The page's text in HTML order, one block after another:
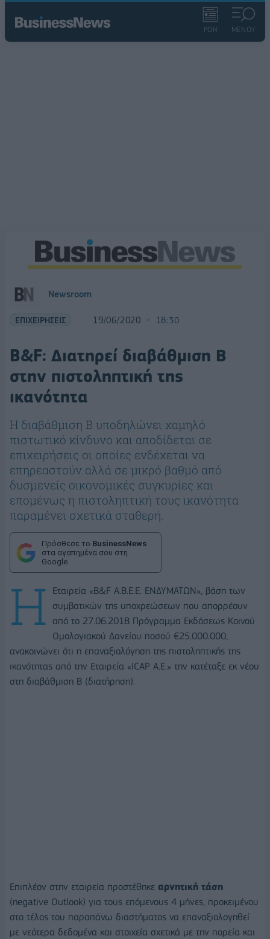
ΡΟΗ ΜΕΝΟΥ
Newsroom
ΕΠΙΧΕΙΡΗΣΕΙΣ 19/06/2020 18:30
B&F: Διατηρεί διαβάθμιση Β
στην πιστοληπτική της
ικανότητα
Η διαβάθμιση Β υποδηλώνει χαμηλό
πιστωτικό κίνδυνο και αποδίδεται σε
επιχειρήσεις οι οποίες ενδέχεται να
επηρεαστούν αλλά σε µικρό βαθµό από
δυσμενείς οικονομικές συγκυρίες και
επομένως η πιστοληπτική τους ικανότητα
παραμένει σχετικά σταθερή.
Πρόσθεσε το BusinessNews
στα αγαπημένα σου στη
Google
Η
Εταιρεία «B&F A.B.E.E. ΕΝΔΥΜΑΤΩΝ», βάση των
συμβατικών της υποχρεώσεων που απορρέουν
από το 27.06.2018 Πρόγραμμα Εκδόσεως Κοινού
Ομολογιακού Δανείου ποσού €25.000.000,
ανακοινώνει ότι η επαναξιολόγηση της πιστοληπτικής της
ικανότητας από την Εταιρεία «ICAP A.E.» την κατέταξε εκ νέου
στη διαβάθμιση B (διατήρηση).
Επιπλέον στην εταιρεία προστέθηκε αρνητική τάση
(negative Outlook) για τους επόμενους 4 μήνες, προκειμένου
στο τέλος του παραπάνω διαστήματος να επαναξιολογηθεί
με νεότερα δεδομένα και στοιχεία σχετικά με την πορεία και